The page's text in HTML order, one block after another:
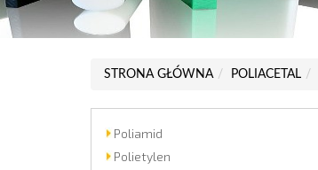
STRONA GŁÓWNA POLIACETAL
Poliamid
Polietylen